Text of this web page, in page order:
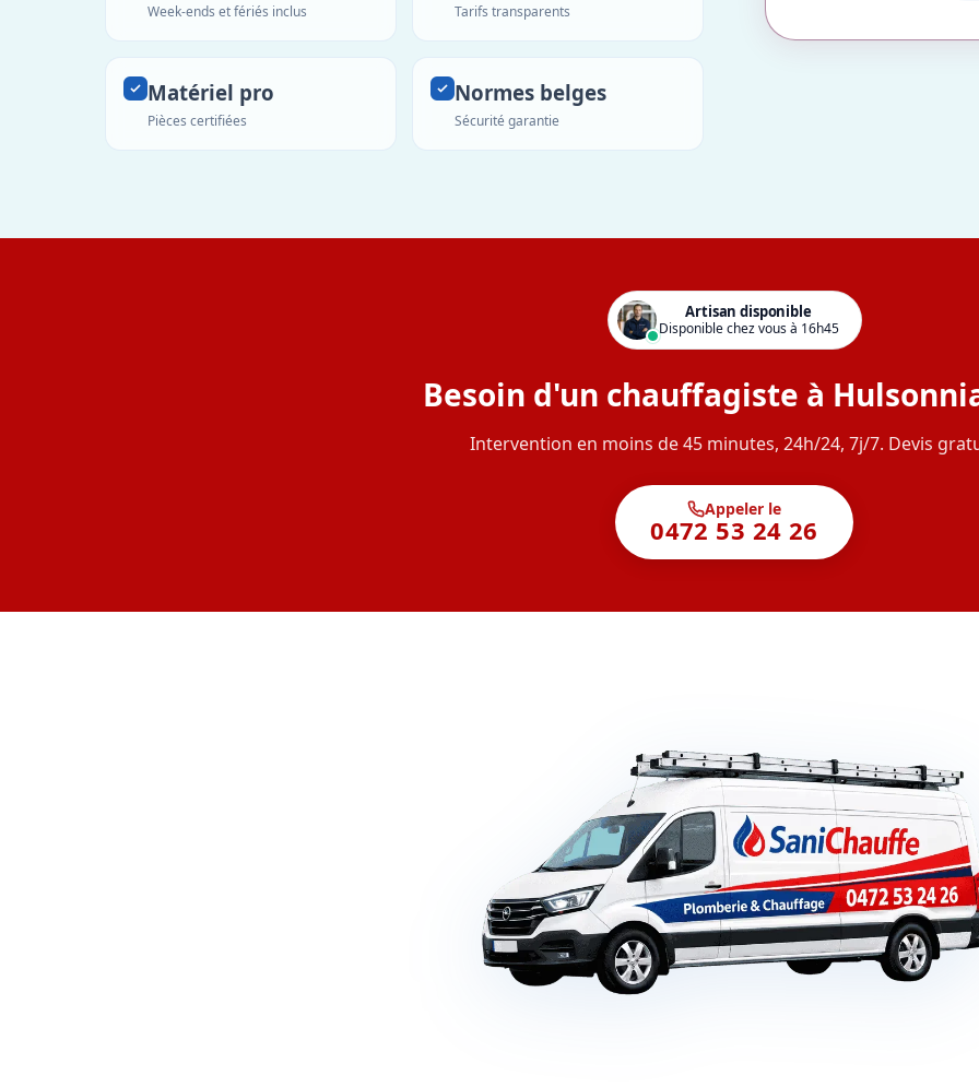
Week-ends et fériés inclus Tarifs transparents
Matériel pro
Pièces certifiées
Normes belges
Sécurité garantie
Artisan disponible
Disponible chez vous à 16h45
Besoin d'un chauffagiste à
Intervention en moins de 45 minutes, 24h/24, 7j/7. Devis
Appeler le
0472 53 24 26